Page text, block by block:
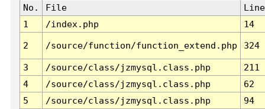
No. File
Line
1
/index.php 14
2 /source/function/function_extend.php 324
3 /source/class/jzmysql.class.php
211
4
/source/class/jzmysql.class.php
62
5
/source/class/jzmysql.class.php
94